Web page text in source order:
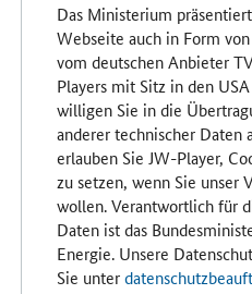
Das Ministerium
Webseite auch in Form
vom deutschen Anbieter
Players mit Sitz in den
willigen Sie in die
anderer technischer Daten
erlauben Sie JW-Player,
zu setzen, wenn Sie unser
wollen. Verantwortlich für
Daten ist das
Energie. Unsere
Sie unter